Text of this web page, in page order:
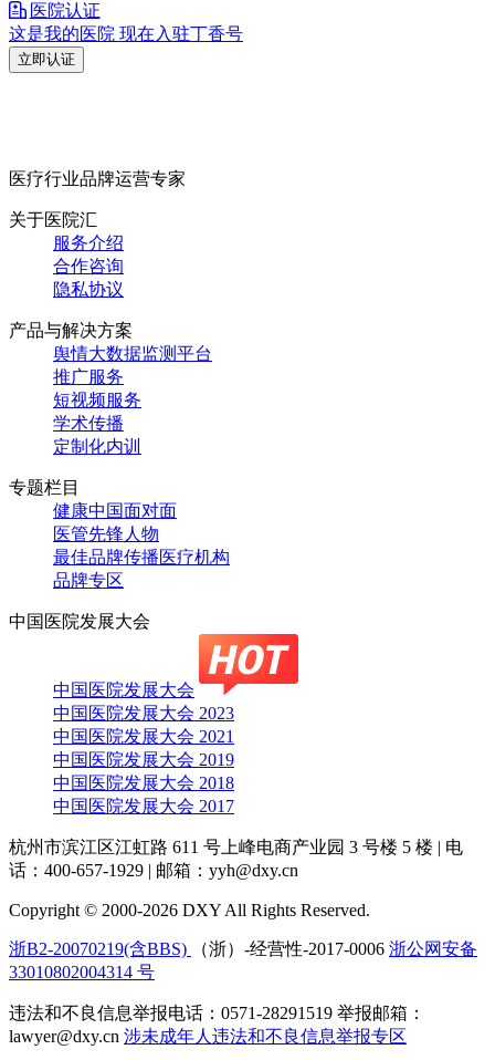
医院认证
这是我的医院 现在入驻丁香号
立即认证
医疗行业品牌运营专家
关于医院汇
服务介绍
合作咨询
隐私协议
产品与解决方案
舆情大数据监测平台
推广服务
短视频服务
学术传播
定制化内训
专题栏目
健康中国面对面
医管先锋人物
最佳品牌传播医疗机构
品牌专区
中国医院发展大会
中国医院发展大会
中国医院发展大会 2023
中国医院发展大会 2021
中国医院发展大会 2019
中国医院发展大会 2018
中国医院发展大会 2017
杭州市滨江区江虹路 611 号上峰电商产业园 3 号楼 5 楼 | 电
话：400-657-1929 | 邮箱：yyh@dxy.cn
Copyright © 2000-2026 DXY All Rights Reserved.
浙B2-20070219(含BBS) （浙）-经营性-2017-0006 浙公网安备
33010802004314 号
违法和不良信息举报电话：0571-28291519 举报邮箱：
lawyer@dxy.cn 涉未成年人违法和不良信息举报专区